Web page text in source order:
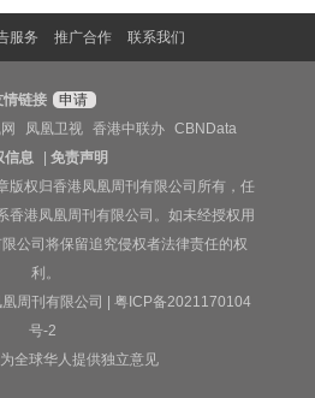
服务 推广合作 联系我们
情链接
申请
凤凰卫视 香港中联办
CBNData
信息
|免责声明
版权归香港凤凰周刊有限公司所有，任
香港凤凰周刊有限公司。如未经授权用
公司将保留追究侵权者法律责任的权
利。
周刊有限公司 | 粤ICP备2021170104
号-2
全球华人提供独立意见